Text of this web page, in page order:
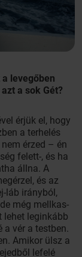
levegőben
a sok Gét?
érjük el, hogy
a terhelés
érzed – én
felett-, és ha
állna. A
és az
láb irányból,
még mellkas-
lehet leginkább
a vér a testben.
Amikor ülsz a
lefelé